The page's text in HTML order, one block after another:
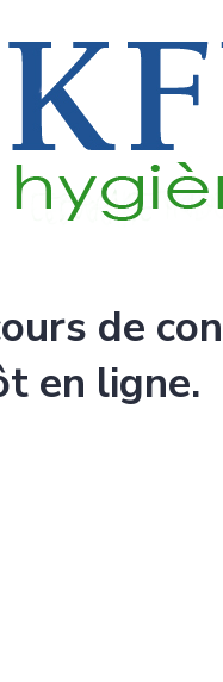
de
en ligne.